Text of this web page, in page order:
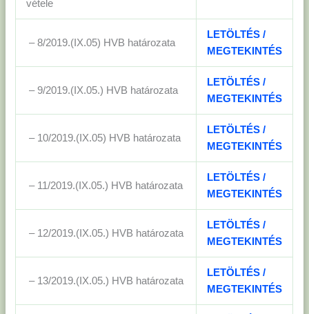
vétele
– 8/2019.(IX.05) HVB határozata
LETÖLTÉS /
MEGTEKINTÉS
– 9/2019.(IX.05.) HVB határozata
LETÖLTÉS /
MEGTEKINTÉS
– 10/2019.(IX.05) HVB határozata
LETÖLTÉS /
MEGTEKINTÉS
– 11/2019.(IX.05.) HVB határozata
LETÖLTÉS /
MEGTEKINTÉS
– 12/2019.(IX.05.) HVB határozata
LETÖLTÉS /
MEGTEKINTÉS
– 13/2019.(IX.05.) HVB határozata
LETÖLTÉS /
MEGTEKINTÉS